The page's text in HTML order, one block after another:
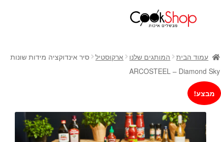
חנות
כלי בישול
סירים
מחבתות
כלי הגשה ואירוח
מוצרי חשמל למטבח
גאדג'טס וכלי מטבח
עמוד הבית המותגים שלנו ארקוסטיל
סיר אינדוקציה מידות שונות
ARCOSTEEL – Diamond Sky
מבצע!